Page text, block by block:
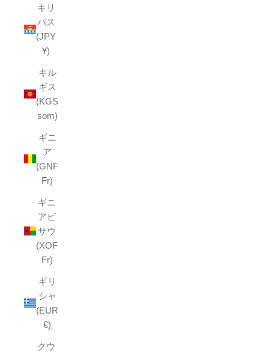
キリ
バス
(JPY
¥)
キル
ギス
(KGS
som)
ギニ
ア
(GNF
Fr)
ギニ
アビ
サウ
(XOF
Fr)
ギリ
シャ
(EUR
€)
クウ